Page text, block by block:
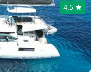
4,5